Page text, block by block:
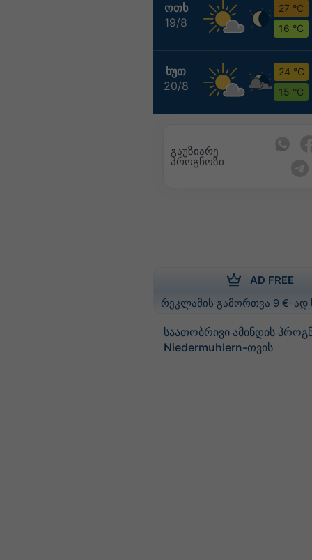
ᲝᲗᲮ
19/8
27 °C
16 °C
ᲮᲣᲗ
20/8
24 °C
15 °C
გაუზიარე
პროგნოზი
AD FREE
რეკლამის გამორთვა 9 €-ად
საათობრივი ამინდის
Niedermuhlern-თვის